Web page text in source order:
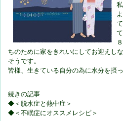
ちのために家をきれいにしてお迎えし
そうです。
皆様、生きている自分の為に水分を摂
続きの記事
◆＜脱水症と熱中症＞
◆＜不眠症にオススメレシピ＞